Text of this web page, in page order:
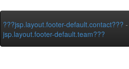
???jsp.layout.footer-default.contact??? -
jsp.layout.footer-default.team???